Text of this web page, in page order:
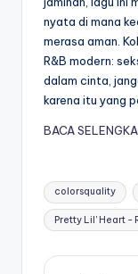
nyata di mana
merasa aman.
R&B modern:
dalam cinta,
karena itu yang
BACA
Tags:
colorsquality
Pretty Lil' Heart -